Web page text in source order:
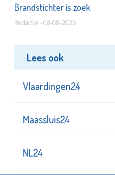
Brandstichter is zoek
Redactie - 08-08-2026
Lees ook
Vlaardingen24
Maassluis24
NL24